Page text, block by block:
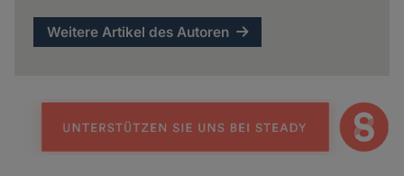
Weitere Artikel des Autoren